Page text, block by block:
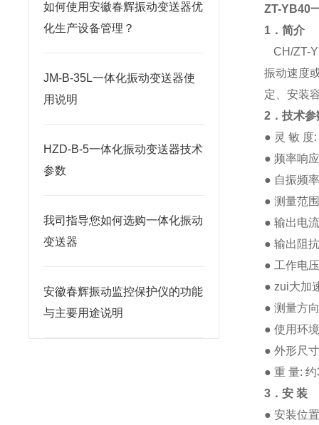
如何使用安徽春辉振动变送器优
化生产设备管理？
JM-B-35L一体化振动变送器使
用说明
HZD-B-5一体化振动变送器技术
参数
我司指导您如何选购一体化振动
变送器
安徽春辉振动监控保护仪的功能
与主要用途说明
ZT-YB40
1．简介
CH/ZT-
振动速度
定、安装
2．技术参
● 灵 敏 度
● 频率响
● 自振频
● 测量范
● 输出电
● 输出阻
● 工作电
● zui大加
● 测量方
● 使用环
● 外形尺
● 重 量:
3．安 装
● 安装位